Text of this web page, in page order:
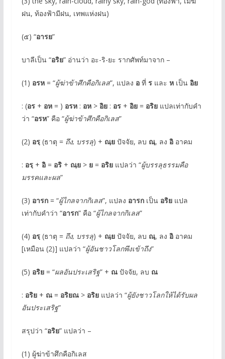
ฝน, ท้องฟ้ามีฝน, เทพแห่งฝน)
(๕) “อารย”
บาลีเป็น “อริย” อ่านว่า อะ-ริ-ยะ รากศัพท์มาจาก –
(1) อรห= “ผู้ฆ่าข้าศึกคือกิเลส”, แปลง อที่ รและ หเป็น อิย
: (อร+ อห= ) อรห: อห> อิย: อร+ อิย= อริยแปลเท่ากับคำ
ว่า “อรห” คือ “ผู้ฆ่าข้าศึกคือกิเลส”
(2) อรฺ(ธาตุ = ถึง, บรรลุ) + ณฺยปัจจัย, ลบ ณฺ, ลง อิอาคม
: อรฺ+ อิ= อริ+ ณฺย> ย= อริยแปลว่า “ผู้บรรลุธรรมคือ
มรรคและผล”
(3) อารก= “ผู้ไกลจากกิเลส”, แปลง อารกเป็น อริยแปล
เท่ากับคำว่า “อารก” คือ “ผู้ไกลจากกิเลส”
(4) อรฺ(ธาตุ = ถึง, บรรลุ) + ณฺยปัจจัย, ลบ ณฺ, ลง อิอาคม
[เหมือน (2)] แปลว่า “ผู้อันชาวโลกพึงเข้าถึง”
(5) อริย= “ผลอันประเสริฐ” + ณปัจจัย, ลบ ณ
: อริย+ ณ= อริยณ> อริยแปลว่า “ผู้ยังชาวโลกให้ได้รับผล
อันประเสริฐ”
สรุปว่า “อริย” แปลว่า –
(1) ผู้ฆ่าข้าศึกคือกิเลส